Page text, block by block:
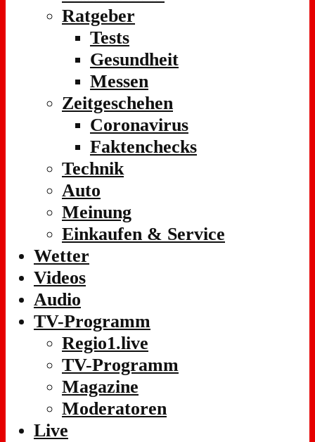
Ratgeber
Tests
Gesundheit
Messen
Zeitgeschehen
Coronavirus
Faktenchecks
Technik
Auto
Meinung
Einkaufen & Service
Wetter
Videos
Audio
TV-Programm
Regio1.live
TV-Programm
Magazine
Moderatoren
Live